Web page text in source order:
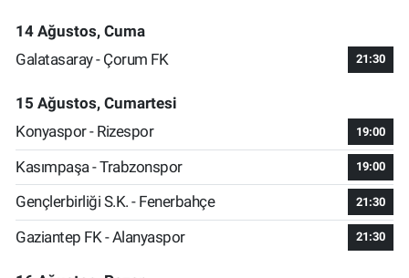
14 Ağustos, Cuma
Galatasaray - Çorum FK
21:30
15 Ağustos, Cumartesi
Konyaspor - Rizespor
19:00
Kasımpaşa - Trabzonspor 19:00
Gençlerbirliği S.K. - Fenerbahçe 21:30
Gaziantep FK - Alanyaspor 21:30